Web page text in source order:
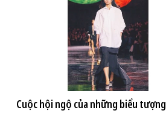
Cuộc hội ngộ của những biểu tượng